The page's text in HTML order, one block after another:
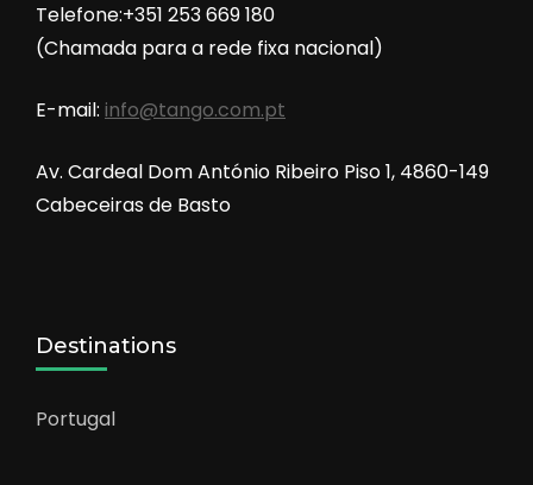
Telefone:+351 253 669 180
(Chamada para a rede fixa nacional)
E-mail: info@tango.com.pt
Av. Cardeal Dom António Ribeiro Piso 1, 4860-149
Cabeceiras de Basto
Destinations
Portugal